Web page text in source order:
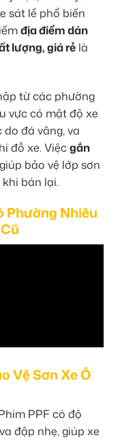
sát lề phổ biến
địa điểm dán
lượng, giá rẻ là
từ các phường
vực có mật độ xe
đá văng, va
đỗ xe. Việcgắn
bảo vệ lớp sơn
bán lại.
Phường Nhiêu
Vệ Sơn Xe Ô
PPF có độ
đập nhẹ, giúp xe